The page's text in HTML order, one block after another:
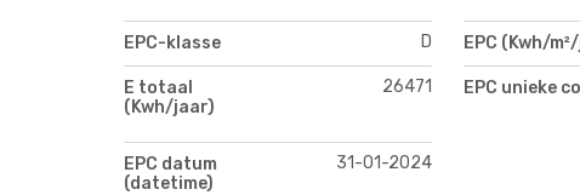
EPC-klasse D EPC (Kwh/
E totaal
(Kwh/jaar)
26471 EPC unieke
EPC datum
(datetime)
31-01-2024